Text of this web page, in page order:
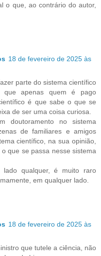
o que, ao contrário do autor,
18 de fevereiro de 2025 às
parte do sistema científico
apenas quem é pago
é que sabe o que se
de ser uma coisa curiosa.
doutoramento no sistema
de familiares e amigos
científico, na sua opinião,
que se passa nesse sistema
qualquer, é muito raro
em qualquer lado.
18 de fevereiro de 2025 às
que tutele a ciência, não